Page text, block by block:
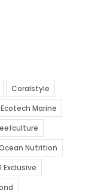
Coralstyle
Ecotech Marine
Nutrition
Exclusive